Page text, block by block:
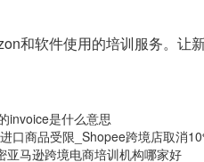
和软件使用的培训服务。让
invoice是什么意思
口商品受限_Shopee跨境店取消
亚马逊跨境电商培训机构哪家好